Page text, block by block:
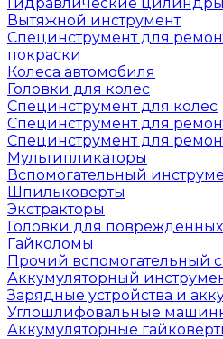
Вытяжной инструмент
Специнструмент для
покраски
Колеса автомобиля
Головки для колес
Специнструмент для колес
Специнструмент для
Специнструмент для
Мультипликаторы
Вспомогательный
Шпильковерты
Экстракторы
Головки для поврежденных
Гайколомы
Прочий вспомогательный
Аккумуляторный
Зарядные устройства и
Углошлифовальные
Аккумуляторные